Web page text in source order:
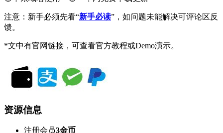
注意：新手必须先看“新手必读”，如问题未能解决可评论区反
馈。
*文中有官网链接，可查看官方教程或Demo演示。
资源信息
注册会员3金币